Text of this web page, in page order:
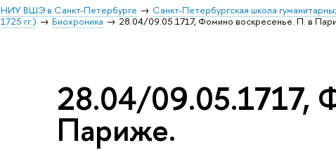
НИУ ВШЭ в Санкт-Петербурге Санкт-Петербургская школа
1725 гг.)
Биохроника 28.04/09.05.1717, Фомино воскресенье. П. в
28.04/09.05.1717,
Париже.